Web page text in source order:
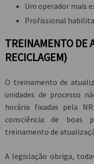
Um operador mais
Profissional
TREINAMENTO DE ATUALIZAÇÃO (ANTIGA
RECICLAGEM)
O treinamento de
unidades de processo
horária fixadas pela
consciência de boas
treinamento de
A legislação obriga,